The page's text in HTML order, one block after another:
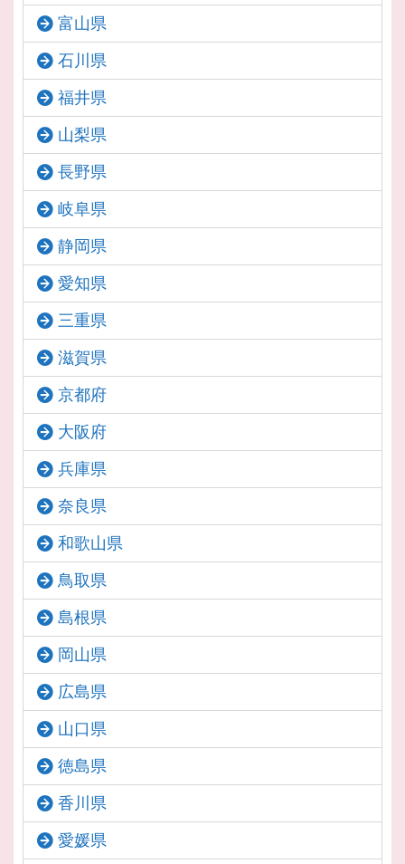
富山県
石川県
福井県
山梨県
長野県
岐阜県
静岡県
愛知県
三重県
滋賀県
京都府
大阪府
兵庫県
奈良県
和歌山県
鳥取県
島根県
岡山県
広島県
山口県
徳島県
香川県
愛媛県